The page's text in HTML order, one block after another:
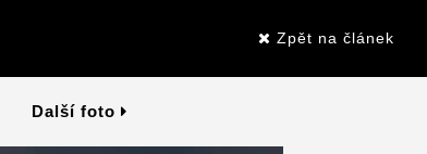
Zpět na článek
Další foto